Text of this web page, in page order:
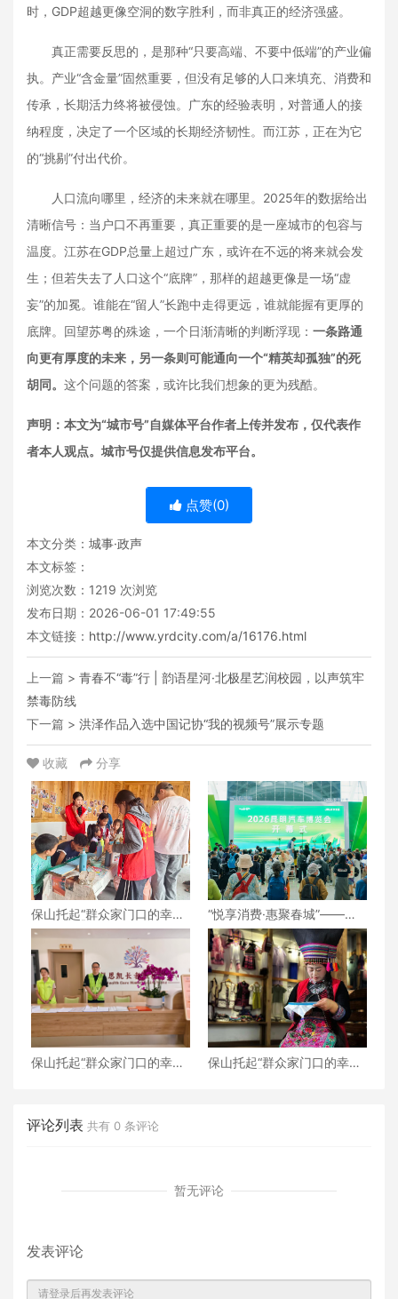
时，GDP超越更像空洞的数字胜利，而非真正的经济强盛。
真正需要反思的，是那种“只要高端、不要中低端”的产业偏
执。产业“含金量”固然重要，但没有足够的人口来填充、消费和
传承，长期活力终将被侵蚀。广东的经验表明，对普通人的接
纳程度，决定了一个区域的长期经济韧性。而江苏，正在为它
的“挑剔”付出代价。
人口流向哪里，经济的未来就在哪里。2025年的数据给出
清晰信号：当户口不再重要，真正重要的是一座城市的包容与
温度。江苏在GDP总量上超过广东，或许在不远的将来就会发
生；但若失去了人口这个“底牌”，那样的超越更像是一场“虚
妄”的加冕。谁能在“留人”长跑中走得更远，谁就能握有更厚的
底牌。回望苏粤的殊途，一个日渐清晰的判断浮现： 一条路通
向更有厚度的未来，另一条则可能通向一个“精英却孤独”的死
胡同。 这个问题的答案，或许比我们想象的更为残酷。
声明：本文为“城市号”自媒体平台作者上传并发布，仅代表作
者本人观点。城市号仅提供信息发布平台。
点赞(0)
本文分类： 城事·政声
本文标签：
浏览次数： 1219 次浏览
发布日期：2026-06-01 17:49:55
本文链接： http://www.yrdcity.com/a/16176.html
上一篇 > 青春不“毒”行 | 韵语星河·北极星艺润校园，以声筑牢
禁毒防线
下一篇 > 洪泽作品入选中国记协“我的视频号”展示专题
收藏 分享
保山托起“群众家门口的幸
福”（6）‖腾冲猴桥镇：家门
口的“火塘会”，激活边疆治
理“神经末梢”
“悦享消费·惠聚春城”——
2026昆明汽车博览会盛大开
幕
保山托起“群众家门口的幸
保山托起“群众家门口的幸
评论列表 共有 0 条评论
暂无评论
发表评论